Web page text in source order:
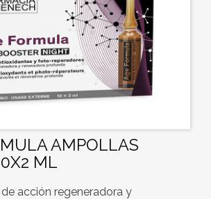
AMPOLLAS
ML
acción regeneradora y